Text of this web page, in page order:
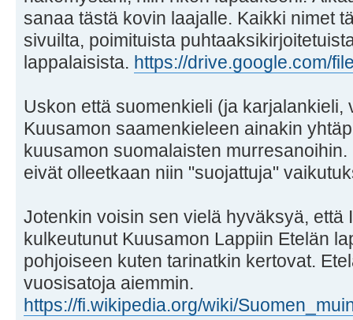
sanaa tästä kovin laajalle. Kaikki nimet
sivuilta, poimituista
lappalaisista. https://drive.google.com/
Uskon että suomenkieli (ja karjalankieli,
Kuusamon saamenkieleen ainakin
kuusamon suomalaisten
eivät olleetkaan niin "suojattuja"
Jotenkin voisin sen vielä hyväksyä, että
kulkeutunut Kuusamon Lappiin Etelän
pohjoiseen kuten tarinatkin kertovat.
vuosisatoja aiemmin.
https://fi.wikipedia.org/wiki/